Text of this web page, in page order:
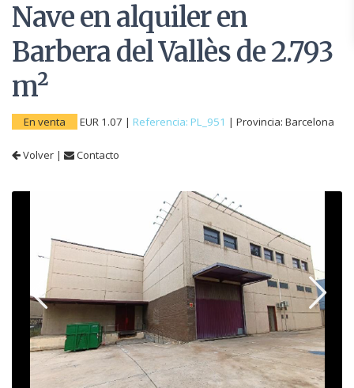
Nave en alquiler en
Barbera del Vallès de 2.793
m²
En venta EUR 1.07 | Referencia: PL_951 | Provincia: Barcelona
Volver | Contacto